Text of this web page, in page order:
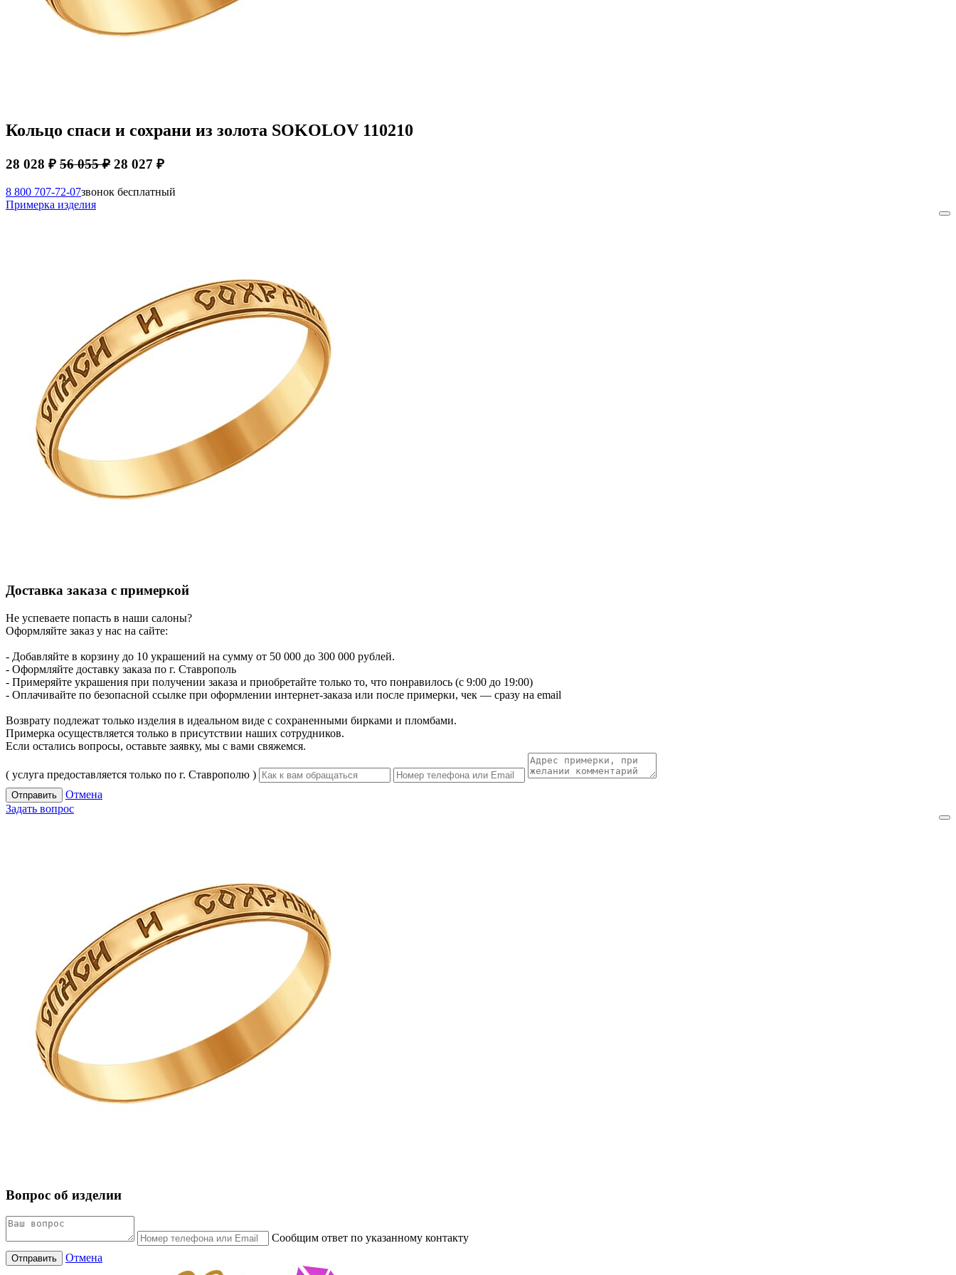
Кольцо спаси и сохрани из золота SOKOLOV 110210
28 028 ₽ 56 055 ₽ 28 027 ₽
8 800 707-72-07звонок бесплатный
Примерка изделия
Доставка заказа с примеркой
Не успеваете попасть в наши салоны?
Оформляйте заказ у нас на сайте:
- Добавляйте в корзину до 10 украшений на сумму от 50 000 до 300 000 рублей.
- Оформляйте доставку заказа по г. Ставрополь
- Примеряйте украшения при получении заказа и приобретайте только то, что понравилось (с 9:00 до 19:00)
- Оплачивайте по безопасной ссылке при оформлении интернет-заказа или после примерки, чек — сразу на email
Возврату подлежат только изделия в идеальном виде с сохраненными бирками и пломбами.
Примерка осуществляется только в присутствии наших сотрудников.
Если остались вопросы, оставьте заявку, мы с вами свяжемся.
( услуга предоставляется только по г. Ставрополю )
Отправить
Отмена
Задать вопрос
Вопрос об изделии
Сообщим ответ по указанному контакту
Отправить Отмена